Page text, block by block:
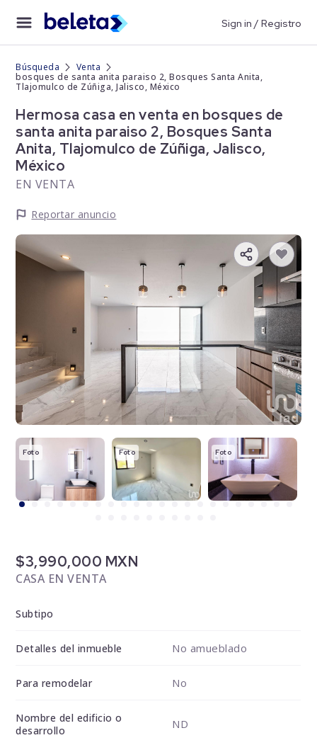
Sign in / Registro
Búsqueda
Venta
bosques de santa anita paraiso 2, Bosques Santa Anita,
Tlajomulco de Zúñiga, Jalisco, México
Hermosa casa en venta en bosques de
santa anita paraiso 2, Bosques Santa
Anita, Tlajomulco de Zúñiga, Jalisco,
México
EN VENTA
Reportar anuncio
Foto Foto Foto
$3,990,000 MXN
CASA EN VENTA
Subtipo
Detalles del inmueble No amueblado
Para remodelar No
Nombre del edificio o
desarrollo
ND